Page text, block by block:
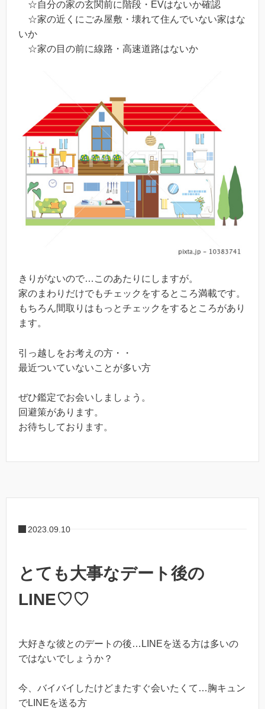
☆自分の家の玄関前に階段・EVはないか確認
☆家の近くにごみ屋敷・壊れて住んでいない家はな
いか
☆家の目の前に線路・高速道路はないか
きりがないので…このあたりにしますが。
家のまわりだけでもチェックをするところ満載です。
もちろん間取りはもっとチェックをするところがあり
ます。
引っ越しをお考えの方・・
最近ついていないことが多い方
ぜひ鑑定でお会いしましょう。
回避策があります。
お待ちしております。
2023.09.10
とても大事なデート後の
LINE♡♡
大好きな彼とのデートの後…LINEを送る方は多いの
ではないでしょうか？
今、バイバイしたけどまたすぐ会いたくて…胸キュン
でLINEを送る方